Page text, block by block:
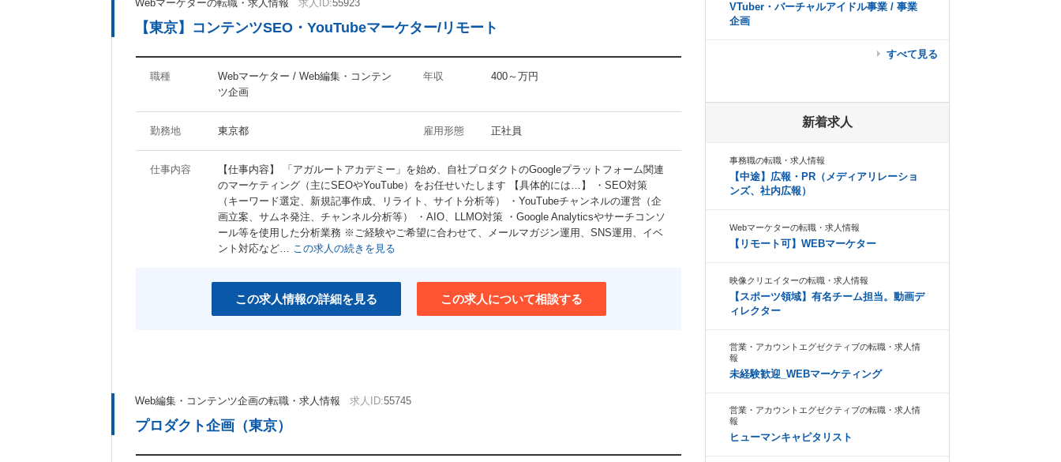
Webマーケターの転職・求人情報 求人ID:55923
【東京】コンテンツSEO・YouTubeマーケター/リモート
職種
Webマーケター / Web編集・コンテン
ツ企画
年収 400～万円
勤務地 東京都 雇用形態 正社員
仕事内容
【仕事内容】 「アガルートアカデミー」を始め、自社プロダクトのGoogleプラットフォーム関連
のマーケティング（主にSEOやYouTube）をお任せいたします 【具体的には…】 ・SEO対策
（キーワード選定、新規記事作成、リライト、サイト分析等） ・YouTubeチャンネルの運営（企
画立案、サムネ発注、チャンネル分析等） ・AIO、LLMO対策 ・Google Analyticsやサーチコンソ
ール等を使用した分析業務 ※ご経験やご希望に合わせて、メールマガジン運用、SNS運用、イベ
ント対応など… この求人の続きを見る
この求人情報の詳細を見る この求人について相談する
Web編集・コンテンツ企画の転職・求人情報 求人ID:55745
プロダクト企画（東京）
VTuber・バーチャルアイドル事業 / 事業
企画
すべて見る
新着求人
事務職の転職・求人情報
【中途】広報・PR（メディアリレーショ
ンズ、社内広報）
Webマーケターの転職・求人情報
【リモート可】WEBマーケター
映像クリエイターの転職・求人情報
【スポーツ領域】有名チーム担当。動画デ
ィレクター
営業・アカウントエグゼクティブの転職・求人情
報
未経験歓迎_WEBマーケティング
営業・アカウントエグゼクティブの転職・求人情
報
ヒューマンキャピタリスト